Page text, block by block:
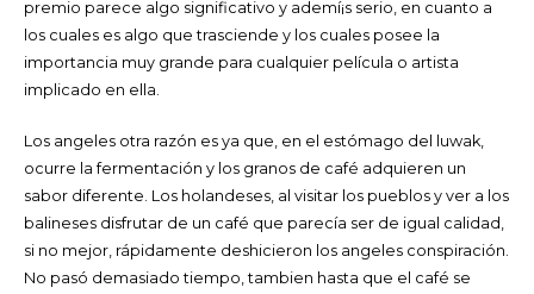
premio parece algo significativo y ademí¡s serio, en cuanto a
los cuales es algo que trasciende y los cuales posee la
importancia muy grande para cualquier película o artista
implicado en ella.
Los angeles otra razón es ya que, en el estómago del luwak,
ocurre la fermentación y los granos de café adquieren un
sabor diferente. Los holandeses, al visitar los pueblos y ver a los
balineses disfrutar de un café que parecía ser de igual calidad,
si no mejor, rápidamente deshicieron los angeles conspiración.
No pasó demasiado tiempo, tambien hasta que el café se